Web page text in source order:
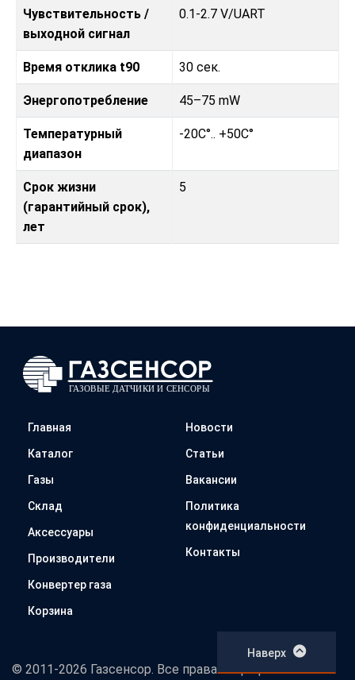
Чувствительность /
выходной сигнал
0.1-2.7 V/UART
Время отклика t90 30 сек.
Энергопотребление 45–75 mW
Температурный
диапазон
-20C°.. +50C°
Срок жизни
(гарантийный срок),
лет
5
Главная
Каталог
Газы
Склад
Аксессуары
Производители
Конвертер газа
Корзина
Новости
Статьи
Вакансии
Политика
конфиденциальности
Контакты
© 2011-2026 Газсенсор. Все права защищены
Наверх